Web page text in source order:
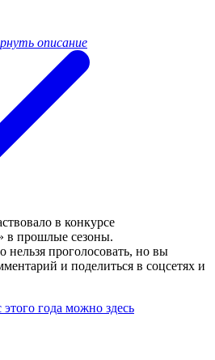
описание
в конкурсе
в прошлые сезоны.
нельзя проголосовать, но вы
и поделиться в соцсетях и
года можно здесь